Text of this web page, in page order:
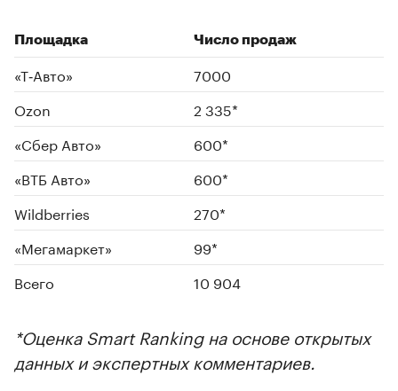
00:00 / 00:00
Площадка Число продаж
«Т‑Авто»
7000
Ozon
2 335*
«Сбер Авто»
600*
«ВТБ Авто»
600*
Wildberries
270*
«Мегамаркет»
99*
Всего
10 904
*Оценка Smart Ranking на основе открытых
данных и экспертных комментариев.